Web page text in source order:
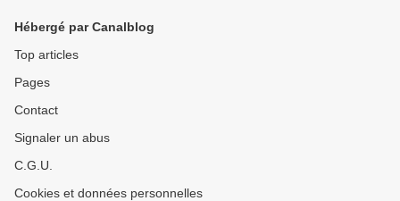
Hébergé par Canalblog
Top articles
Pages
Contact
Signaler un abus
C.G.U.
Cookies et données personnelles